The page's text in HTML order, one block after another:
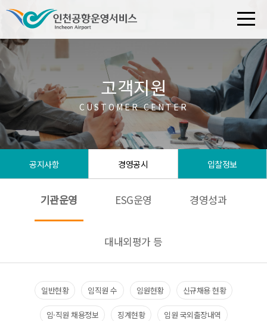
공지사항 경영공시 입찰정보
고객지원
CUSTOMER CENTER
기관운영 ESG운영 경영성과
대내외평가 등
일반현황​ 임직원 수​ 임원현황​ 신규채용 현황​
임·직원 채용정보 징계현황 임원 국외출장내역​